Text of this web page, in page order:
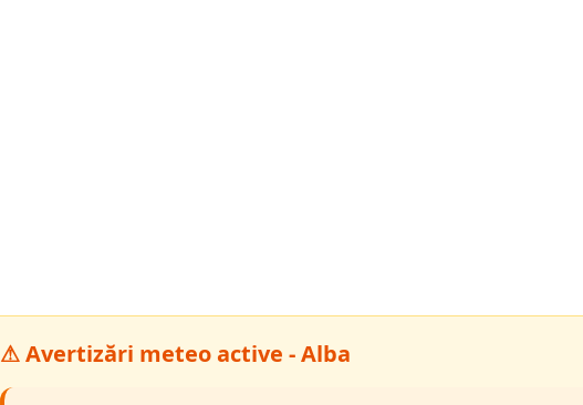
⚠ Avertizări meteo active - Alba